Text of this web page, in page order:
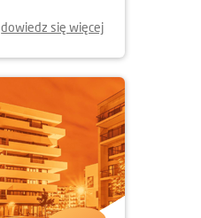
dowiedz się więcej